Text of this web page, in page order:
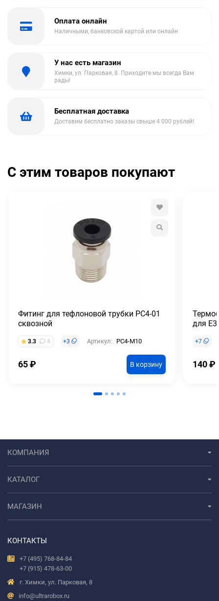
Оплата онлайн
Наличными, банковской картой или онлайн
У нас есть магазин
Химки, ул. Парковая, 8. Приходите мы всегда Вам
рады!
Бесплатная доставка
Доставим бесплатно заказы свыше 4 000 рублей!
С этим товаров покупают
Фитинг для тефлоновой трубки PC4-01
сквозной
3.3 4 +3 Артикул: PC4-M10
65₽ В корзину
для
+7
140₽
КОМПАНИЯ
КАТАЛОГ
МАГАЗИН
КОНТАКТЫ
+7 (495) 768-84-84
+7 (915) 478-63-00
г. Химки, ул. Парковая, 8
info@ultrarobox.ru